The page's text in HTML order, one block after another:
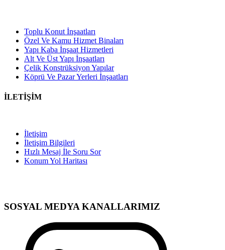
Toplu Konut İnşaatları
Özel Ve Kamu Hizmet Binaları
Yapı Kaba İnşaat Hizmetleri
Alt Ve Üst Yapı İnşaatları
Çelik Konstrüksiyon Yapılar
Köprü Ve Pazar Yerleri İnşaatları
İLETİŞİM
İletişim
İletişim Bilgileri
Hızlı Mesaj İle Soru Sor
Konum Yol Haritası
SOSYAL MEDYA KANALLARIMIZ